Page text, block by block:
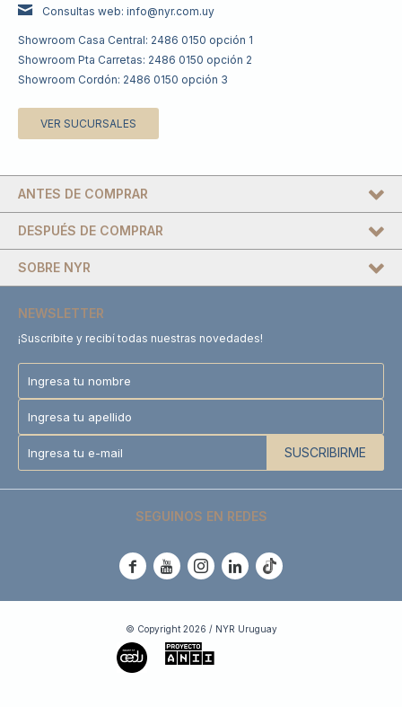
Consultas web: info@nyr.com.uy
Showroom Casa Central: 2486 0150 opción 1
Showroom Pta Carretas: 2486 0150 opción 2
Showroom Cordón: 2486 0150 opción 3
VER SUCURSALES
DESPUÉS DE COMPRAR
SOBRE NYR
ANTES DE COMPRAR
NEWSLETTER
¡Suscribite y recibí todas nuestras novedades!
SUSCRIBIRME
SEGUINOS EN REDES
    
© Copyright 2026 / NYR Uruguay